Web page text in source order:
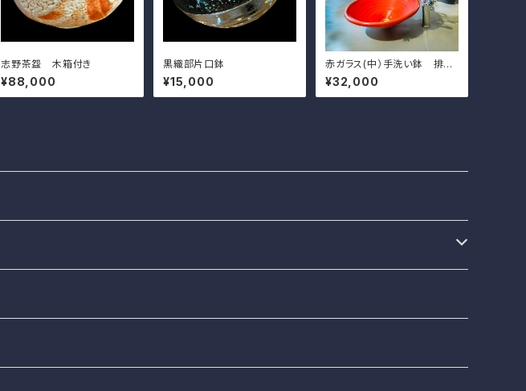
志野茶盌 木箱付き
¥88,000
黒織部片口鉢
¥15,000
赤ガラス(中）手洗い鉢 排水
金具付き
¥32,000